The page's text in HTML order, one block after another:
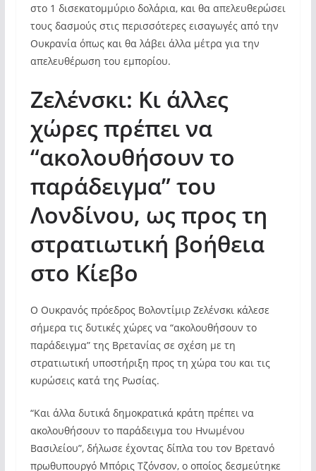
στο 1 δισεκατομμύριο δολάρια, και θα απελευθερώσει
τους δασμούς στις περισσότερες εισαγωγές από την
Ουκρανία όπως και θα λάβει άλλα μέτρα για την
απελευθέρωση του εμπορίου.
Ζελένσκι: Κι άλλες
χώρες πρέπει να
“ακολουθήσουν το
παράδειγμα” του
Λονδίνου, ως προς τη
στρατιωτική βοήθεια
στο Κίεβο
Ο Ουκρανός πρόεδρος Βολοντίμιρ Ζελένσκι κάλεσε
σήμερα τις δυτικές χώρες να “ακολουθήσουν το
παράδειγμα” της Βρετανίας σε σχέση με τη
στρατιωτική υποστήριξη προς τη χώρα του και τις
κυρώσεις κατά της Ρωσίας.
“Και άλλα δυτικά δημοκρατικά κράτη πρέπει να
ακολουθήσουν το παράδειγμα του Ηνωμένου
Βασιλείου”, δήλωσε έχοντας δίπλα του τον Βρετανό
πρωθυπουργό Μπόρις Τζόνσον, ο οποίος δεσμεύτηκε